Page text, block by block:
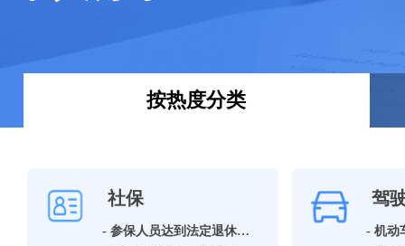
按热度分类
社保
- 参保人员达到法定退休年龄领取基本养老保险待遇资格确认
驾
- 机动